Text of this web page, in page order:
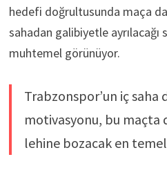
hedefi doğrultusunda maça
sahadan galibiyetle ayrılacağı
muhtemel görünüyor.
Trabzonspor’un iç saha
motivasyonu, bu maçta
lehine bozacak en